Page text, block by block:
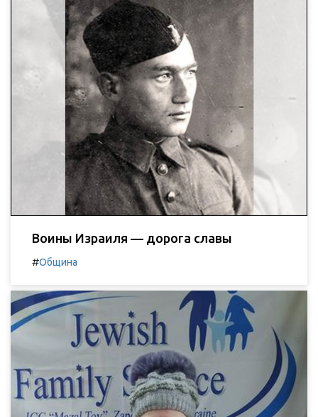
Воины Израиля — дорога славы
#Община